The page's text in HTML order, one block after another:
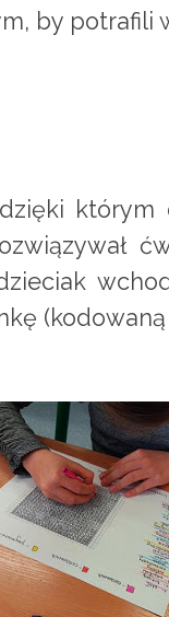
by potrafili
którym